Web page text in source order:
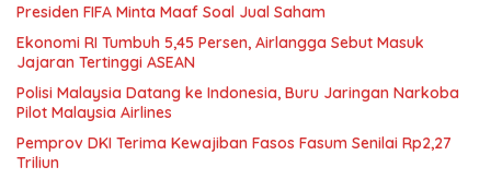
Presiden FIFA Minta Maaf Soal Jual Saham
Ekonomi RI Tumbuh 5,45 Persen, Airlangga Sebut Masuk
Jajaran Tertinggi ASEAN
Polisi Malaysia Datang ke Indonesia, Buru Jaringan Narkoba
Pilot Malaysia Airlines
Pemprov DKI Terima Kewajiban Fasos Fasum Senilai Rp2,27
Triliun